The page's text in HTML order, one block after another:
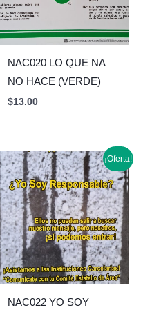
NAC020 LO QUE NA
NO HACE (VERDE)
$13.00
¡Oferta!
NAC022 YO SOY
Original
price
was:
$15.00.
Current
price
is:
$7.50.